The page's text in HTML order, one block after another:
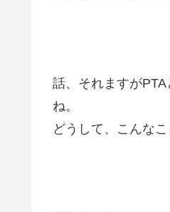
話、それますが
ね。
どうして、こんな